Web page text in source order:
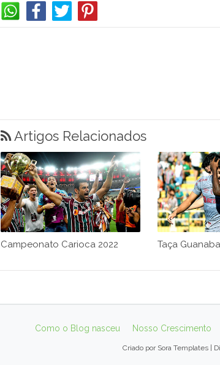
Artigos Relacionados
Campeonato Carioca 2022 Taça
Como o Blog nasceu Nosso Crescimento
Criado por Sora Templates|